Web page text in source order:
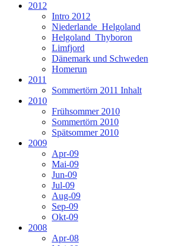
2012
Intro 2012
Niederlande_Helgoland
Helgoland_Thyboron
Limfjord
Dänemark und Schweden
Homerun
2011
Sommertörn 2011 Inhalt
2010
Frühsommer 2010
Sommertörn 2010
Spätsommer 2010
2009
Apr-09
Mai-09
Jun-09
Jul-09
Aug-09
Sep-09
Okt-09
2008
Apr-08